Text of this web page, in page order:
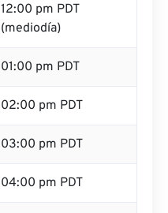
12:00 pm PDT
(mediodía)
01:00 pm PDT
02:00 pm PDT
03:00 pm PDT
04:00 pm PDT